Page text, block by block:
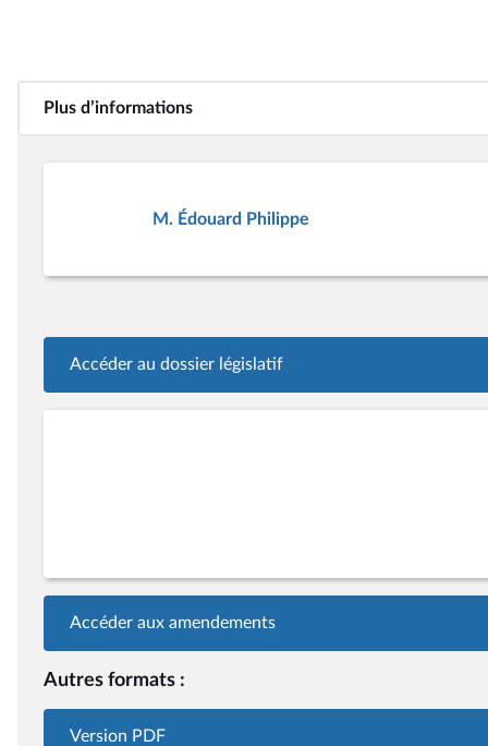
Plus d’informations
M. Édouard Philippe
Accéder au dossier législatif
Accéder aux amendements
Autres formats :
Version PDF